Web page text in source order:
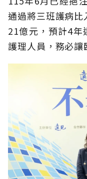
通過將三班護病
21億元，預計4年
護理人員，務必讓